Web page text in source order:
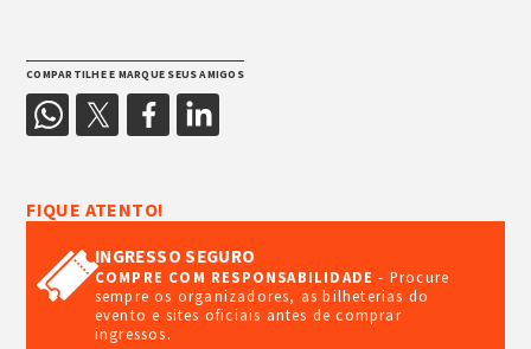
COMPARTILHE E MARQUE SEUS AMIGOS
FIQUE ATENTO!
INGRESSO SEGURO
COMPRE COM RESPONSABILIDADE - Procure
sempre os organizadores, as bilheterias do
evento e sites oficiais antes de comprar
ingressos.